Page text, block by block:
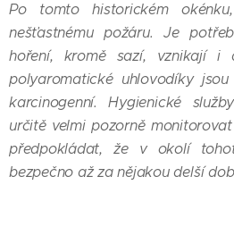
Po tomto historickém
nešťastnému požáru. Je
hoření, kromě sazí, vznikají i
polyaromatické uhlovodíky
karcinogenní. Hygienické
určitě velmi pozorně
předpokládat, že v okolí
bezpečno až za nějakou delší